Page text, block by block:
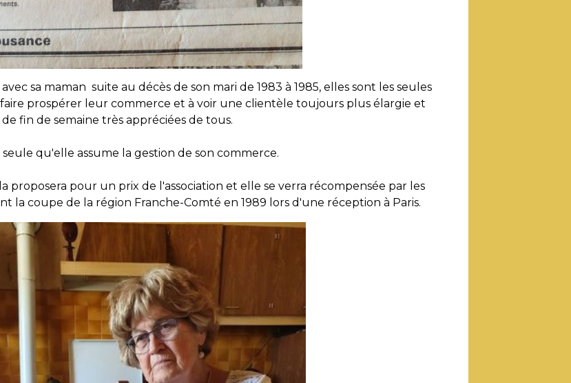
sa maman suite au décès de son mari de 1983 à 1985, elles sont les seules
prospérer leur commerce et à voir une clientèle toujours plus élargie et
fin de semaine très appréciées de tous.
qu'elle assume la gestion de son commerce.
proposera pour un prix de l'association et elle se verra récompensée par les
la coupe de la région Franche-Comté en 1989 lors d'une réception à Paris.